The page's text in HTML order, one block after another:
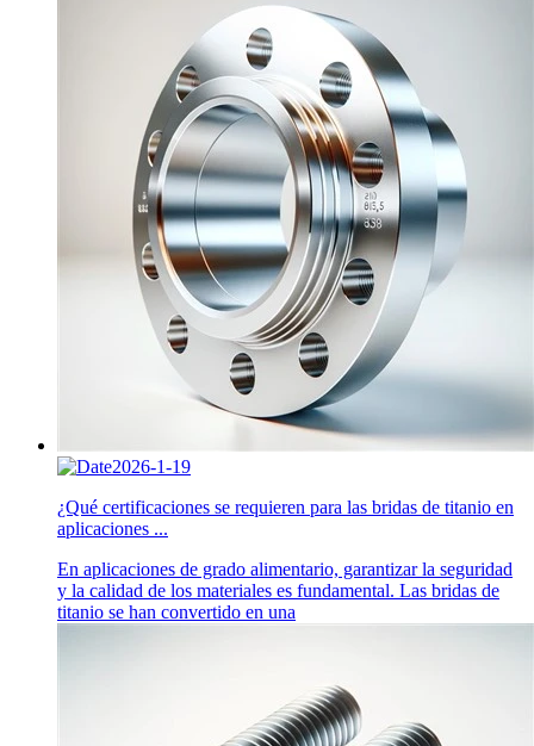
2026-1-19
¿Qué certificaciones se requieren para las bridas de titanio en
aplicaciones ...
En aplicaciones de grado alimentario, garantizar la seguridad
y la calidad de los materiales es fundamental. Las bridas de
titanio se han convertido en una